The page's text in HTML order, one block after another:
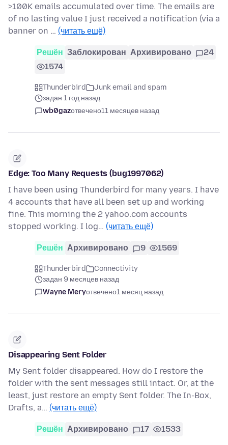
>100K emails accumulated over time. The emails are
of no lasting value I just received a notification (via a
banner on … (читать ещё)
Решён Заблокирован Архивировано
24
1574
Thunderbird
Junk email and spam
задан 1 год назад
wb0gazотвечено11 месяцев назад
Edge: Too Many Requests (bug1997062)
I have been using Thunderbird for many years. I have
4 accounts that have all been set up and working
fine. This morning the 2 yahoo.com accounts
stopped working. I log… (читать ещё)
Решён Архивировано 9 1569
Thunderbird
Connectivity
задан 9 месяцев назад
Wayne Meryотвечено1 месяц назад
Disappearing Sent Folder
My Sent folder disappeared. How do I restore the
folder with the sent messages still intact. Or, at the
least, just restore an empty Sent folder. The In-Box,
Drafts, a… (читать ещё)
Решён Архивировано 17 1533